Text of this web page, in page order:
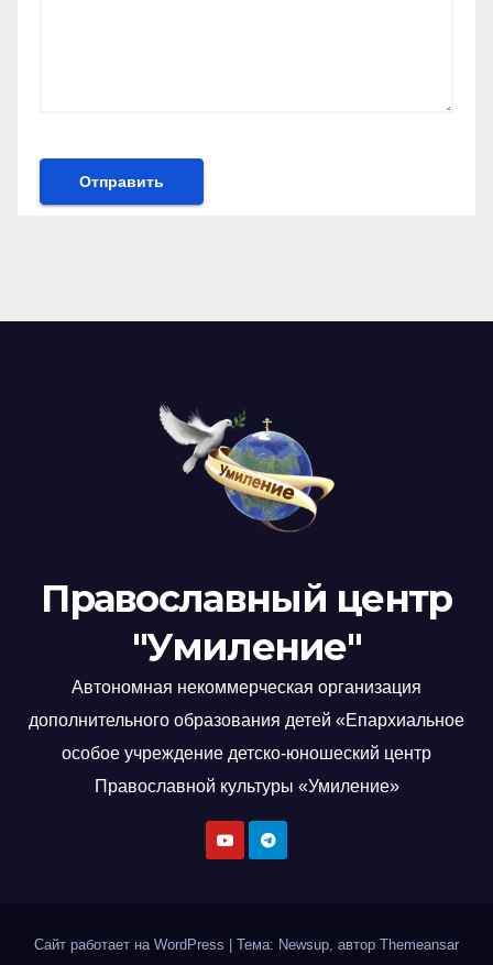
Православный центр
"Умиление"
Автономная некоммерческая организация
дополнительного образования детей «Епархиальное
особое учреждение детско-юношеский центр
Православной культуры «Умиление»
Сайт работает на WordPress Тема: Newsup, автор Themeansar